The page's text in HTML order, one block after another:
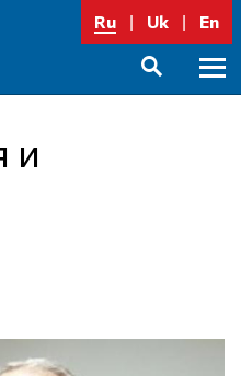
Ru Uk En